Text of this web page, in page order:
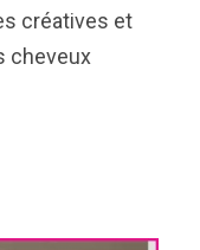
créatives et
cheveux